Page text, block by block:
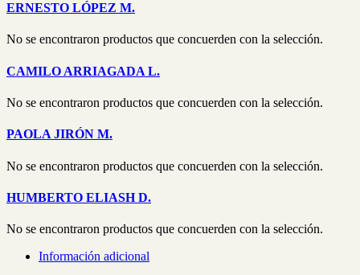
ERNESTO LÓPEZ M.
No se encontraron productos que concuerden con la selección.
CAMILO ARRIAGADA L.
No se encontraron productos que concuerden con la selección.
PAOLA JIRÓN M.
No se encontraron productos que concuerden con la selección.
HUMBERTO ELIASH D.
No se encontraron productos que concuerden con la selección.
Información adicional